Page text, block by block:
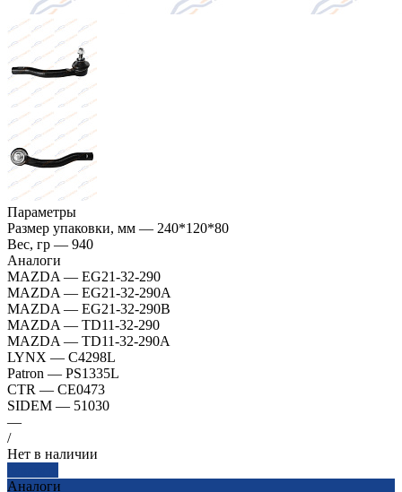
Параметры
Размер упаковки, мм — 240*120*80
Вес, гр — 940
Аналоги
MAZDA — EG21-32-290
MAZDA — EG21-32-290A
MAZDA — EG21-32-290B
MAZDA — TD11-32-290
MAZDA — TD11-32-290A
LYNX — C4298L
Patron — PS1335L
CTR — CE0473
SIDEM — 51030
—
/
Нет в наличии
Аналоги